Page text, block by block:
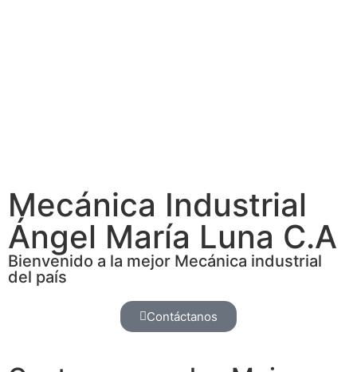
Mecánica Industrial
Ángel María Luna C.A
Bienvenido a la mejor Mecánica industrial
del país
Contáctanos